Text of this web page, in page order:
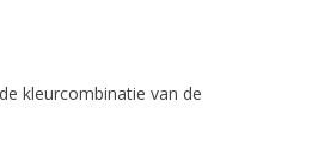
kleurcombinatie van de